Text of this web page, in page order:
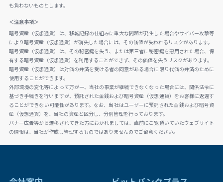
も負わないものとします。
＜注意事項＞
暗号資産（仮想通貨）は、移転記録の仕組みに重大な問題が発生した場合やサイバー攻撃等
により暗号資産（仮想通貨）が消失した場合には、その価値が失われるリスクがあります。
暗号資産（仮想通貨）は、その秘密鍵を失う、または第三者に秘密鍵を悪用された場合、保
有する暗号資産（仮想通貨）を利用することができず、その価値を失うリスクがあります。
暗号資産（仮想通貨）は対価の弁済を受ける者の同意がある場合に限り代価の弁済のために
使用することができます。
外部環境の変化等によって万が一、当社の事業が継続できなくなった場合には、関係法令に
基づき手続きを行いますが、預託された金銭および暗号資産（仮想通貨）をお客様に返還す
ることができない可能性があります。なお、当社はユーザーに預託された金銭および暗号資
産（仮想通貨）を、当社の資産と区分し、分別管理を行っております。
バナー広告等から遷移されてきた方におかれましては、直前にご覧頂いていたウェブサイト
の情報は、当社が作成し管理するものではありませんのでご留意ください。